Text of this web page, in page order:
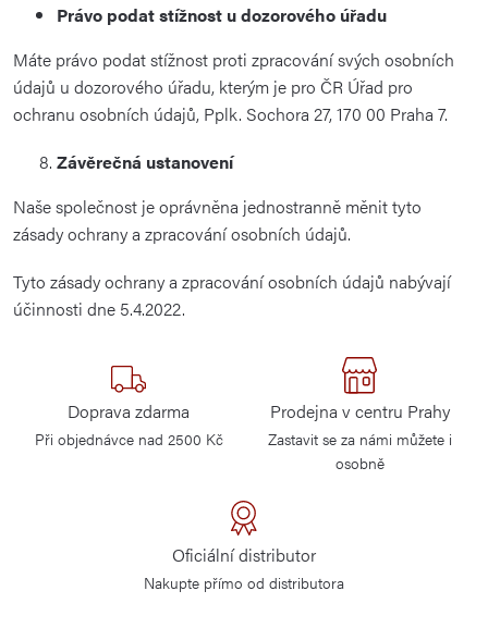
Právo podat stížnost u dozorového úřadu
Máte právo podat stížnost proti zpracování svých osobních
údajů u dozorového úřadu, kterým je pro ČR Úřad pro
ochranu osobních údajů, Pplk. Sochora 27, 170 00 Praha 7.
Závěrečná ustanovení
Naše společnost je oprávněna jednostranně měnit tyto
zásady ochrany a zpracování osobních údajů.
Tyto zásady ochrany a zpracování osobních údajů nabývají
účinnosti dne 5.4.2022.
Doprava zdarma
Při objednávce nad 2500 Kč
Prodejna v centru Prahy
Zastavit se za námi můžete i
osobně
Oficiální distributor
Nakupte přímo od distributora